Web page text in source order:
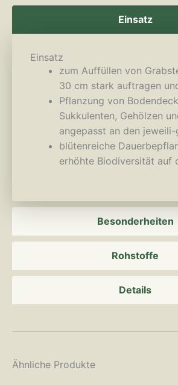
Einsatz
Besonderheiten
Rohstoffe
Details
Einsatz
zum Auffüllen von
30 cm stark auftragen
Pflanzung von
Sukkulenten, Gehölzen
angepasst an den
blütenreiche
erhöhte Biodiversität auf
Ähnliche Produkte